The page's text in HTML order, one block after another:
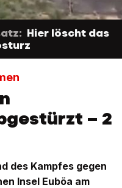
Hier löscht das
– 2
des Kampfes gegen
Insel Euböa am